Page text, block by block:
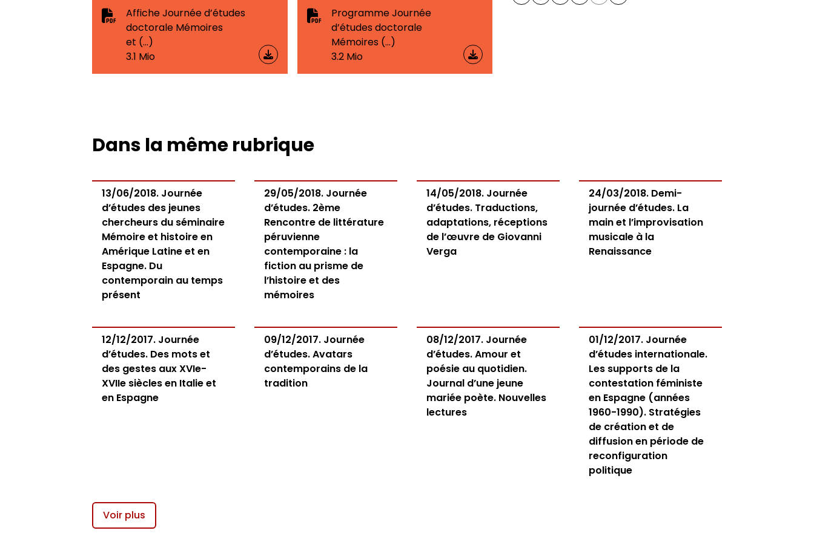
Axes de recherche 2013-2018
Projets et réseaux de recherche
Fonctionnement
Jeunes docteurs et anciens diplômés
École doctorale
Masters adossés au LER
Colloques
Soutenances de doctorat
RITA
Collection HAL
Le LER sur Vimeo
Affiche Journée d’études
doctorale Mémoires
et (…)
3.1 Mio
Programme Journée
d’études doctorale
Mémoires (…)
3.2 Mio
Dans la même rubrique
13/06/2018. Journée
d’études des jeunes
chercheurs du séminaire
Mémoire et histoire en
Amérique Latine et en
Espagne. Du
contemporain au temps
présent
29/05/2018. Journée
d’études. 2ème
Rencontre de littérature
péruvienne
contemporaine : la
fiction au prisme de
l’histoire et des
mémoires
14/05/2018. Journée
d’études. Traductions,
adaptations, réceptions
de l’œuvre de Giovanni
Verga
24/03/2018. Demi-
journée d’études. La
main et l’improvisation
musicale à la
Renaissance
12/12/2017. Journée
d’études. Des mots et
des gestes aux XVIe-
XVIIe siècles en Italie et
en Espagne
09/12/2017. Journée
d’études. Avatars
contemporains de la
tradition
08/12/2017. Journée
d’études. Amour et
poésie au quotidien.
Journal d’une jeune
mariée poète. Nouvelles
lectures
01/12/2017. Journée
d’études internationale.
Les supports de la
contestation féministe
en Espagne (années
1960-1990). Stratégies
de création et de
diffusion en période de
reconfiguration
politique
Voir plus